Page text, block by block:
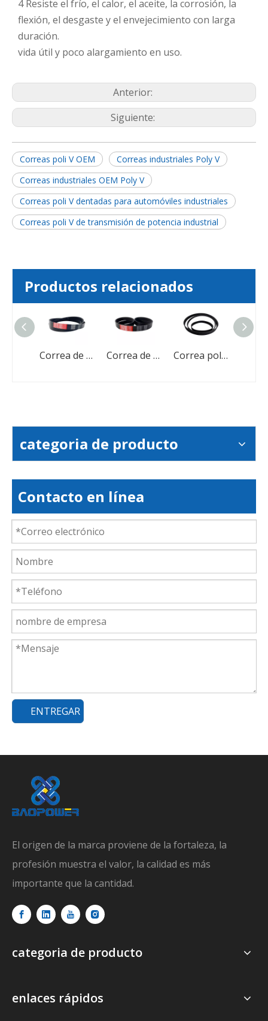
4 Resiste el frío, el calor, el aceite, la corrosión, la
flexión, el desgaste y el envejecimiento con larga
duración.
vida útil y poco alargamiento en uso.
Anterior:
Siguiente:
Correas poli V OEM
Correas industriales Poly V
Correas industriales OEM Poly V
Correas poli V dentadas para automóviles industriales
Correas poli V de transmisión de potencia industrial
Productos relacionados
Correa de transmisión EPDM Correa acanalada Correa Poly V Correa de transmisión Correa Poly V acanalada de goma Correa poli V acanalada automotriz PH PJ PL PK para automóviles
categoria de producto
Contacto en línea
ENTREGAR
El origen de la marca proviene de la fortaleza, la
profesión muestra el valor, la calidad es más
importante que la cantidad.
categoria de producto
enlaces rápidos